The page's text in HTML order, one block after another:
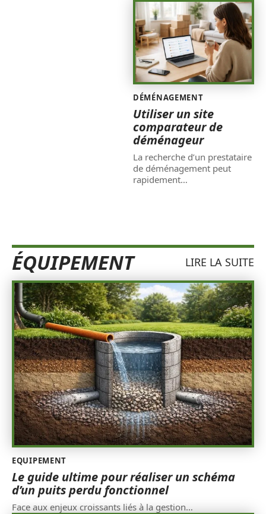
DÉMÉNAGEMENT
Utiliser un site
comparateur de
déménageur
La recherche d’un prestataire
de déménagement peut
rapidement…
ÉQUIPEMENT LIRE LA SUITE
EQUIPEMENT
Le guide ultime pour réaliser un schéma
d’un puits perdu fonctionnel
Face aux enjeux croissants liés à la gestion…